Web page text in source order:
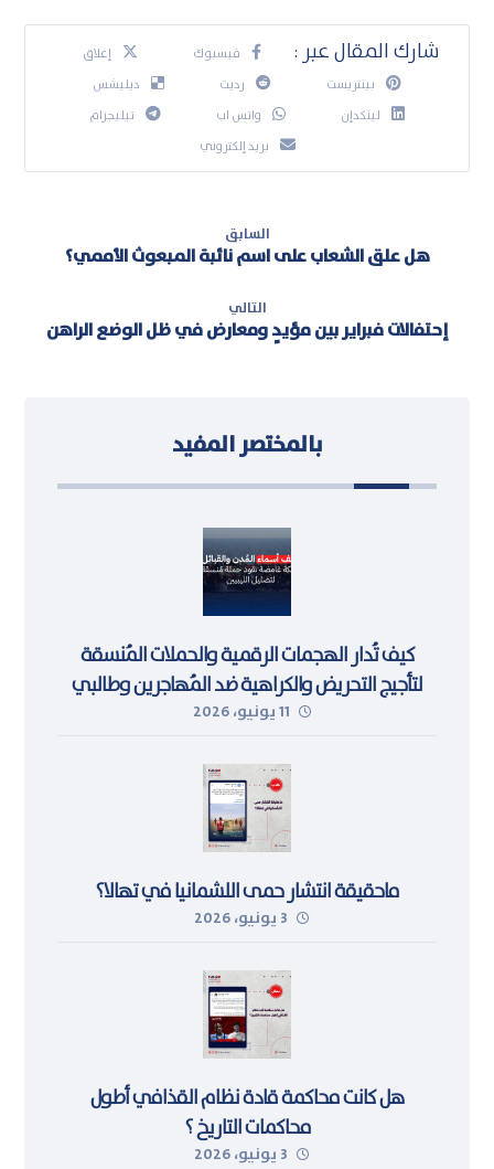
فيسبوك
إغلاق
بينتريست
رديت
ديليشس
لينكدإن
واتس اب
تيليجرام
بريد إلكتروني
السابق
هل علق الشعاب على اسم نائبة المبعوث الأممي؟
التالي
إحتفالات فبراير بين مؤيدٍ ومعارض في ظل الوضع الراهن
بالمختصر المفيد
كيف تُدار الهجمات الرقمية والحملات المُنسقة
لتأجيج التحريض والكراهية ضد المُهاجرين وطالبي
اللجوء في ليبيا
11 يونيو، 2026
ماحقيقة انتشار حمى اللشمانيا في تهالا؟
3 يونيو، 2026
هل كانت محاكمة قادة نظام القذافي أطول
محاكمات التاريخ ؟
3 يونيو، 2026